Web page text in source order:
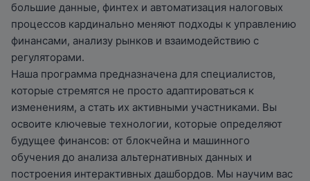
большие данные, финтех и автоматизация налоговых
процессов кардинально меняют подходы к управлению
финансами, анализу рынков и взаимодействию с
регуляторами.
Наша программа предназначена для специалистов,
которые стремятся не просто адаптироваться к
изменениям, а стать их активными участниками. Вы
освоите ключевые технологии, которые определяют
будущее финансов: от блокчейна и машинного
обучения до анализа альтернативных данных и
построения интерактивных дашбордов. Мы научим вас